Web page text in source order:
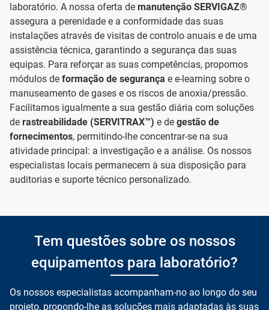
laboratório. A nossa oferta de manutenção SERVIGAZ®
assegura a perenidade e a conformidade das suas
instalações através de visitas de controlo anuais e de uma
assistência técnica, garantindo a segurança das suas
equipas. Para reforçar as suas competências, propomos
módulos de formação de segurança e e-learning sobre o
manuseamento de gases e os riscos de anoxia/pressão.
Facilitamos igualmente a sua gestão diária com soluções
de rastreabilidade (SERVITRAX™) e de gestão de
fornecimentos, permitindo-lhe concentrar-se na sua
atividade principal: a investigação e a análise. Os nossos
especialistas locais permanecem à sua disposição para
auditorias e suporte técnico personalizado.
Tem questões sobre os nossos
equipamentos para laboratório?
Os nossos especialistas acompanham-no ao longo do seu
projeto, propondo-lhe as soluções mais adaptadas às suas